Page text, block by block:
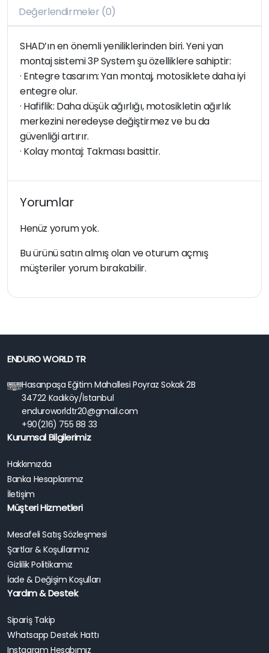
Değerlendirmeler (0)
SHAD’ın en önemli yeniliklerinden biri. Yeni yan
montaj sistemi 3P System şu özelliklere sahiptir:
· Entegre tasarım: Yan montaj, motosiklete daha iyi
entegre olur.
· Hafiflik: Daha düşük ağırlığı, motosikletin ağırlık
merkezini neredeyse değiştirmez ve bu da
güvenliği artırır.
· Kolay montaj: Takması basittir.
Yorumlar
Henüz yorum yok.
Bu ürünü satın almış olan ve oturum açmış
müşteriler yorum bırakabilir.
ENDURO WORLD TR
Hasanpaşa Eğitim Mahallesi Poyraz Sokak 2B
34722 Kadıköy/İstanbul
enduroworldtr20@gmail.com
+90(216) 755 88 33
Kurumsal Bilgilerimiz
Hakkımızda
Banka Hesaplarımız
İletişim
Müşteri Hizmetleri
Mesafeli Satış Sözleşmesi
Şartlar & Koşullarımız
Gizlilik Politikamız
İade & Değişim Koşulları
Yardım & Destek
Sipariş Takip
Whatsapp Destek Hattı
Instagram Hesabımız